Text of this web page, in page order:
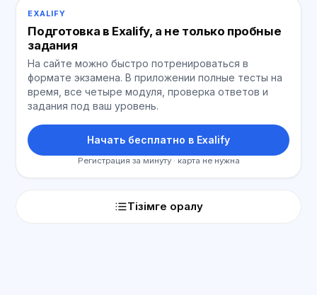
EXALIFY
Подготовка в Exalify, а не только пробные
задания
На сайте можно быстро потренироваться в
формате экзамена. В приложении полные тесты на
время, все четыре модуля, проверка ответов и
задания под ваш уровень.
Начать бесплатно в Exalify
Регистрация за минуту · карта не нужна
Тізімге оралу